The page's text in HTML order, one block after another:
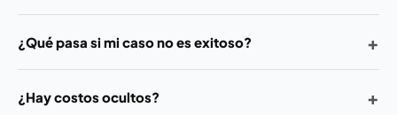
¿Qué pasa si mi caso no es exitoso? +
¿Hay costos ocultos? +